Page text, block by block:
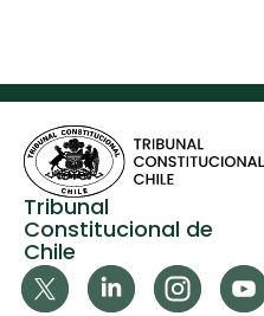
Tribunal
Constitucional de
Chile